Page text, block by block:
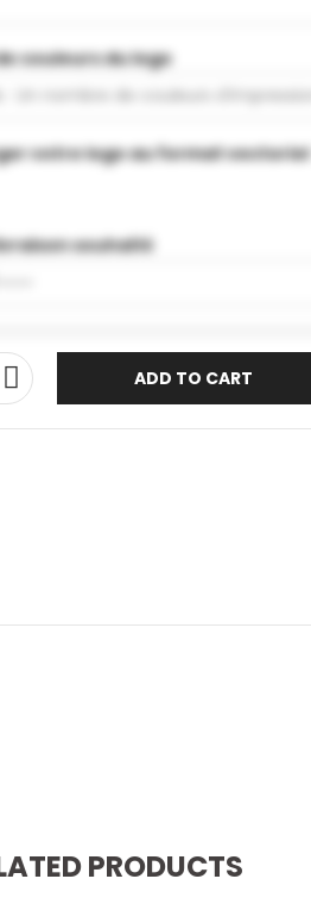
couleurs du logo
votre logo au format vectoriel
souhaité
ADD TO CART
PRODUCTS